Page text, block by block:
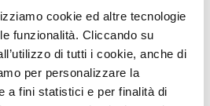
cookie ed altre tecnologie
funzionalità. Cliccando su
di tutti i cookie, anche di
per personalizzare la
a fini statistici e per finalità di